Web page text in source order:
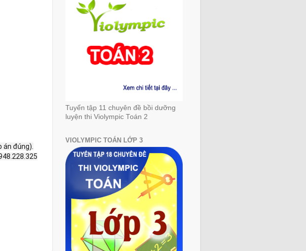
đúng).
Tuyển tập 11 chuyên đề bồi dưỡng
luyện thi Violympic Toán 2
VIOLYMPIC TOÁN LỚP 3